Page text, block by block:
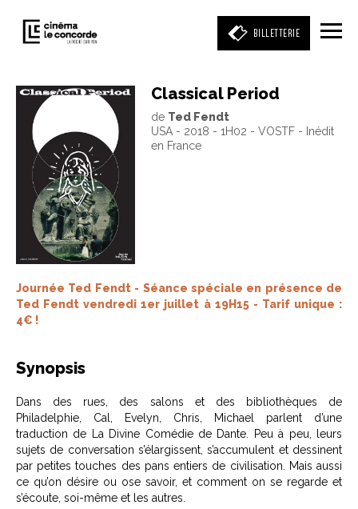
BILLETTERIE
Entrez votre mot clé
(film, réalisateur, acteur, événement)
Classical Period
de Ted Fendt
USA - 2018 - 1H02 - VOSTF - Inédit
en France
Journée Ted Fendt - Séance spéciale en présence de
Ted Fendt vendredi 1er juillet à 19H15 - Tarif unique :
4€ !
Synopsis
Dans des rues, des salons et des bibliothèques de
Philadelphie, Cal, Evelyn, Chris, Michael parlent d’une
traduction de La Divine Comédie de Dante. Peu à peu, leurs
sujets de conversation s’élargissent, s’accumulent et dessinent
par petites touches des pans entiers de civilisation. Mais aussi
ce qu’on désire ou ose savoir, et comment on se regarde et
s’écoute, soi-même et les autres.